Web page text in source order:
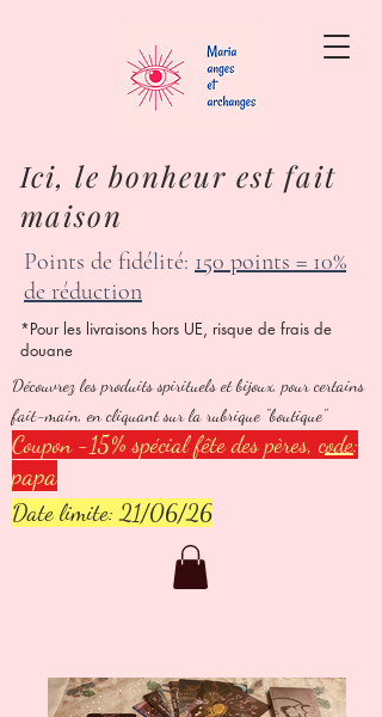
Ici, le bonheur est fait
maison
*Pour les livraisons hors UE, risque de frais de
douane
Points de fidélité: 150 points = 10%
de réduction
Découvrez les produits spirituels et bijoux, pour certains
fait-main, en cliquant sur la rubrique "boutique"
Coupon -15% spécial fête des pères, code:
papa
Date limite: 21/06/26